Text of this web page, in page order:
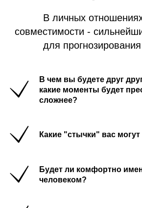
В личных
совместимости -
для
В чем вы будете друг
какие моменты будет
сложнее?
Какие "стычки" вас
Будет ли комфортно
человеком?